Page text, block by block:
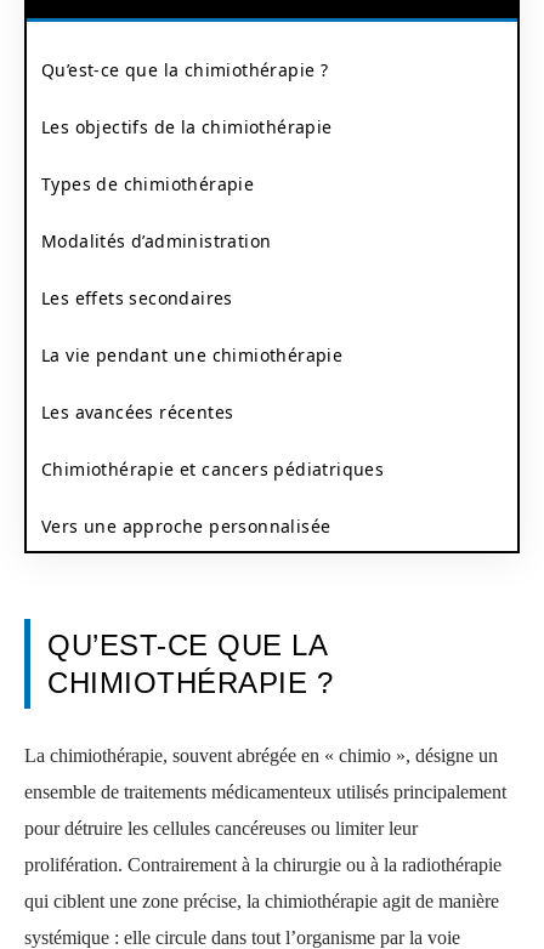
Qu’est-ce que la chimiothérapie ?
Les objectifs de la chimiothérapie
Types de chimiothérapie
Modalités d’administration
Les effets secondaires
La vie pendant une chimiothérapie
Les avancées récentes
Chimiothérapie et cancers pédiatriques
Vers une approche personnalisée
QU’EST-CE QUE LA
CHIMIOTHÉRAPIE ?
La chimiothérapie, souvent abrégée en « chimio », désigne un
ensemble de traitements médicamenteux utilisés principalement
pour détruire les cellules cancéreuses ou limiter leur
prolifération. Contrairement à la chirurgie ou à la radiothérapie
qui ciblent une zone précise, la chimiothérapie agit de manière
systémique : elle circule dans tout l’organisme par la voie